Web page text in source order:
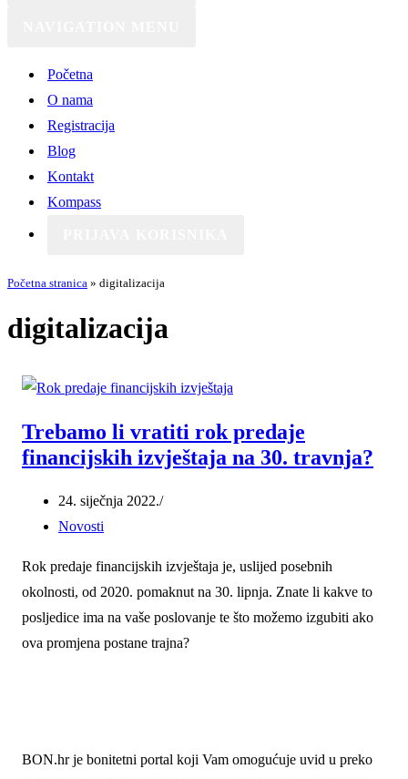
Početna
O nama
Registracija
Blog
Kontakt
Kompass
Početna stranica » digitalizacija
digitalizacija
Trebamo li vratiti rok predaje
financijskih izvještaja na 30. travnja?
24. siječnja 2022.
Novosti
Rok predaje financijskih izvještaja je, uslijed posebnih
okolnosti, od 2020. pomaknut na 30. lipnja. Znate li kakve to
posljedice ima na vaše poslovanje te što možemo izgubiti ako
ova promjena postane trajna?
BON.hr je bonitetni portal koji Vam omogućuje uvid u preko